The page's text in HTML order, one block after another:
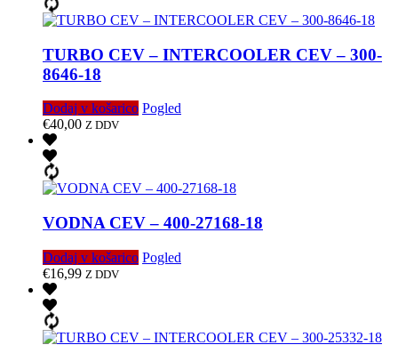
TURBO CEV – INTERCOOLER CEV – 300-
8646-18
Dodaj v košarico Pogled
€40,00 Z DDV
VODNA CEV – 400-27168-18
Dodaj v košarico Pogled
€16,99 Z DDV